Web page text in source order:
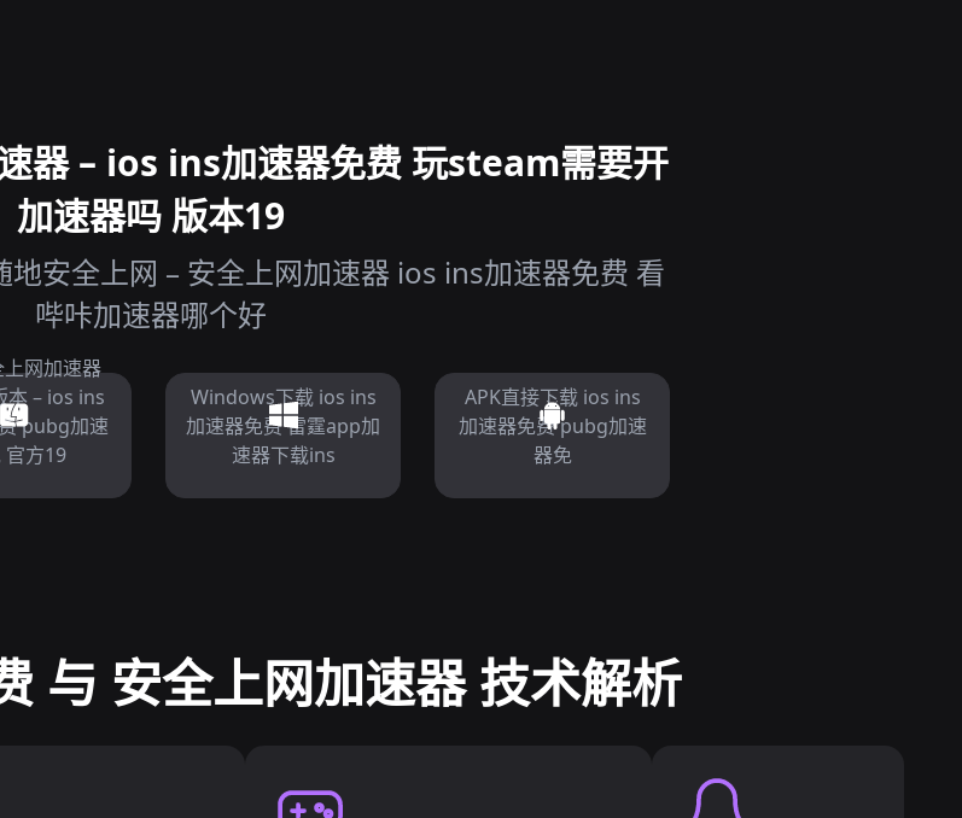
器 – ios ins加速器免费 玩steam需要开
加速器吗 版本19
安全上网 – 安全上网加速器 ios ins加速器免费 看
哔咔加速器哪个好
网加速器
本 – ios ins
pubg加速
官方19
Windows下载 ios ins
加速器免费 雷霆app加
速器下载ins
APK直接下载 ios ins
加速器免费 pubg加速
器免
与 安全上网加速器 技术解析